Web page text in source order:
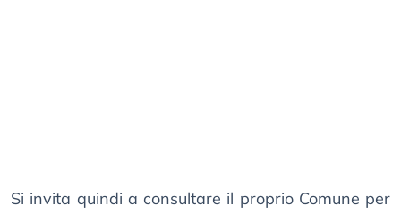
Si invita quindi a consultare il proprio Comune per